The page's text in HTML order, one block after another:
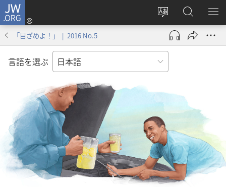
JW.ORG
サ
イ
ト
の
言
を
え
る
ロ
グ
ン
し
タ
で
開
く）
JW.ORG
の
検
メ
を
「目ざめよ！」 | 2016 No.5
言語を選ぶ